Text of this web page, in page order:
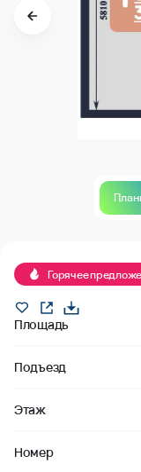
Горячее
Площадь
Подъезд
Этаж
Номер